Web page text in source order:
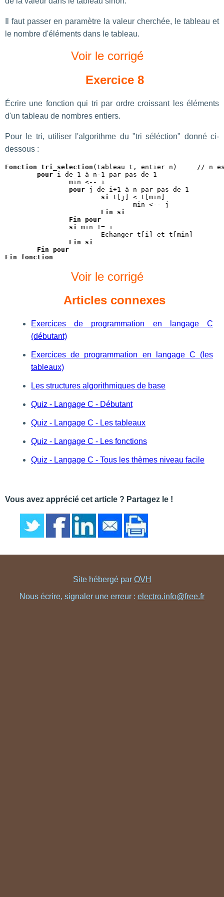
Il faut passer en paramètre la valeur cherchée, le tableau et
le nombre d'éléments dans le tableau.
Voir le corrigé
Exercice 8
Écrire une fonction qui tri par ordre croissant les éléments
d'un tableau de nombres entiers.
Pour le tri, utiliser l'algorithme du "tri séléction" donné ci-
dessous :
Fonction tri_selection (tableau t, entier n)	// n est le nombre de cases
pour i de 1 à n-1 par pas de 1
pour j de i+1 à n par pas de 1
si
t[j] < t[min]
Fin si
Fin pour
si
min != i
Fin si
Fin pour
Fin fonction
Voir le corrigé
Articles connexes
Exercices de programmation en langage C
(débutant)
Exercices de programmation en langage C (les
tableaux)
Les structures algorithmiques de base
Quiz - Langage C - Débutant
Quiz - Langage C - Les tableaux
Quiz - Langage C - Les fonctions
Quiz - Langage C - Tous les thèmes niveau facile
Vous avez apprécié cet article ? Partagez le !
Site hébergé par OVH
Nous écrire, signaler une erreur : electro.info@free.fr